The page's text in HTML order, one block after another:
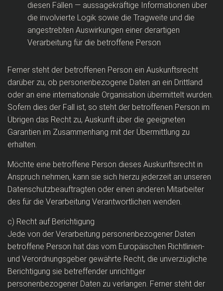
diesen Fällen — aussagekräftige Informationen über
die involvierte Logik sowie die Tragweite und die
angestrebten Auswirkungen einer derartigen
Verarbeitung für die betroffene Person
Ferner steht der betroffenen Person ein Auskunftsrecht
darüber zu, ob personenbezogene Daten an ein Drittland
oder an eine internationale Organisation übermittelt wurden.
Sofern dies der Fall ist, so steht der betroffenen Person im
Übrigen das Recht zu, Auskunft über die geeigneten
Garantien im Zusammenhang mit der Übermittlung zu
erhalten.
Möchte eine betroffene Person dieses Auskunftsrecht in
Anspruch nehmen, kann sie sich hierzu jederzeit an unseren
Datenschutzbeauftragten oder einen anderen Mitarbeiter
des für die Verarbeitung Verantwortlichen wenden.
c) Recht auf Berichtigung
Jede von der Verarbeitung personenbezogener Daten
betroffene Person hat das vom Europäischen Richtlinien-
und Verordnungsgeber gewährte Recht, die unverzügliche
Berichtigung sie betreffender unrichtiger
personenbezogener Daten zu verlangen. Ferner steht der